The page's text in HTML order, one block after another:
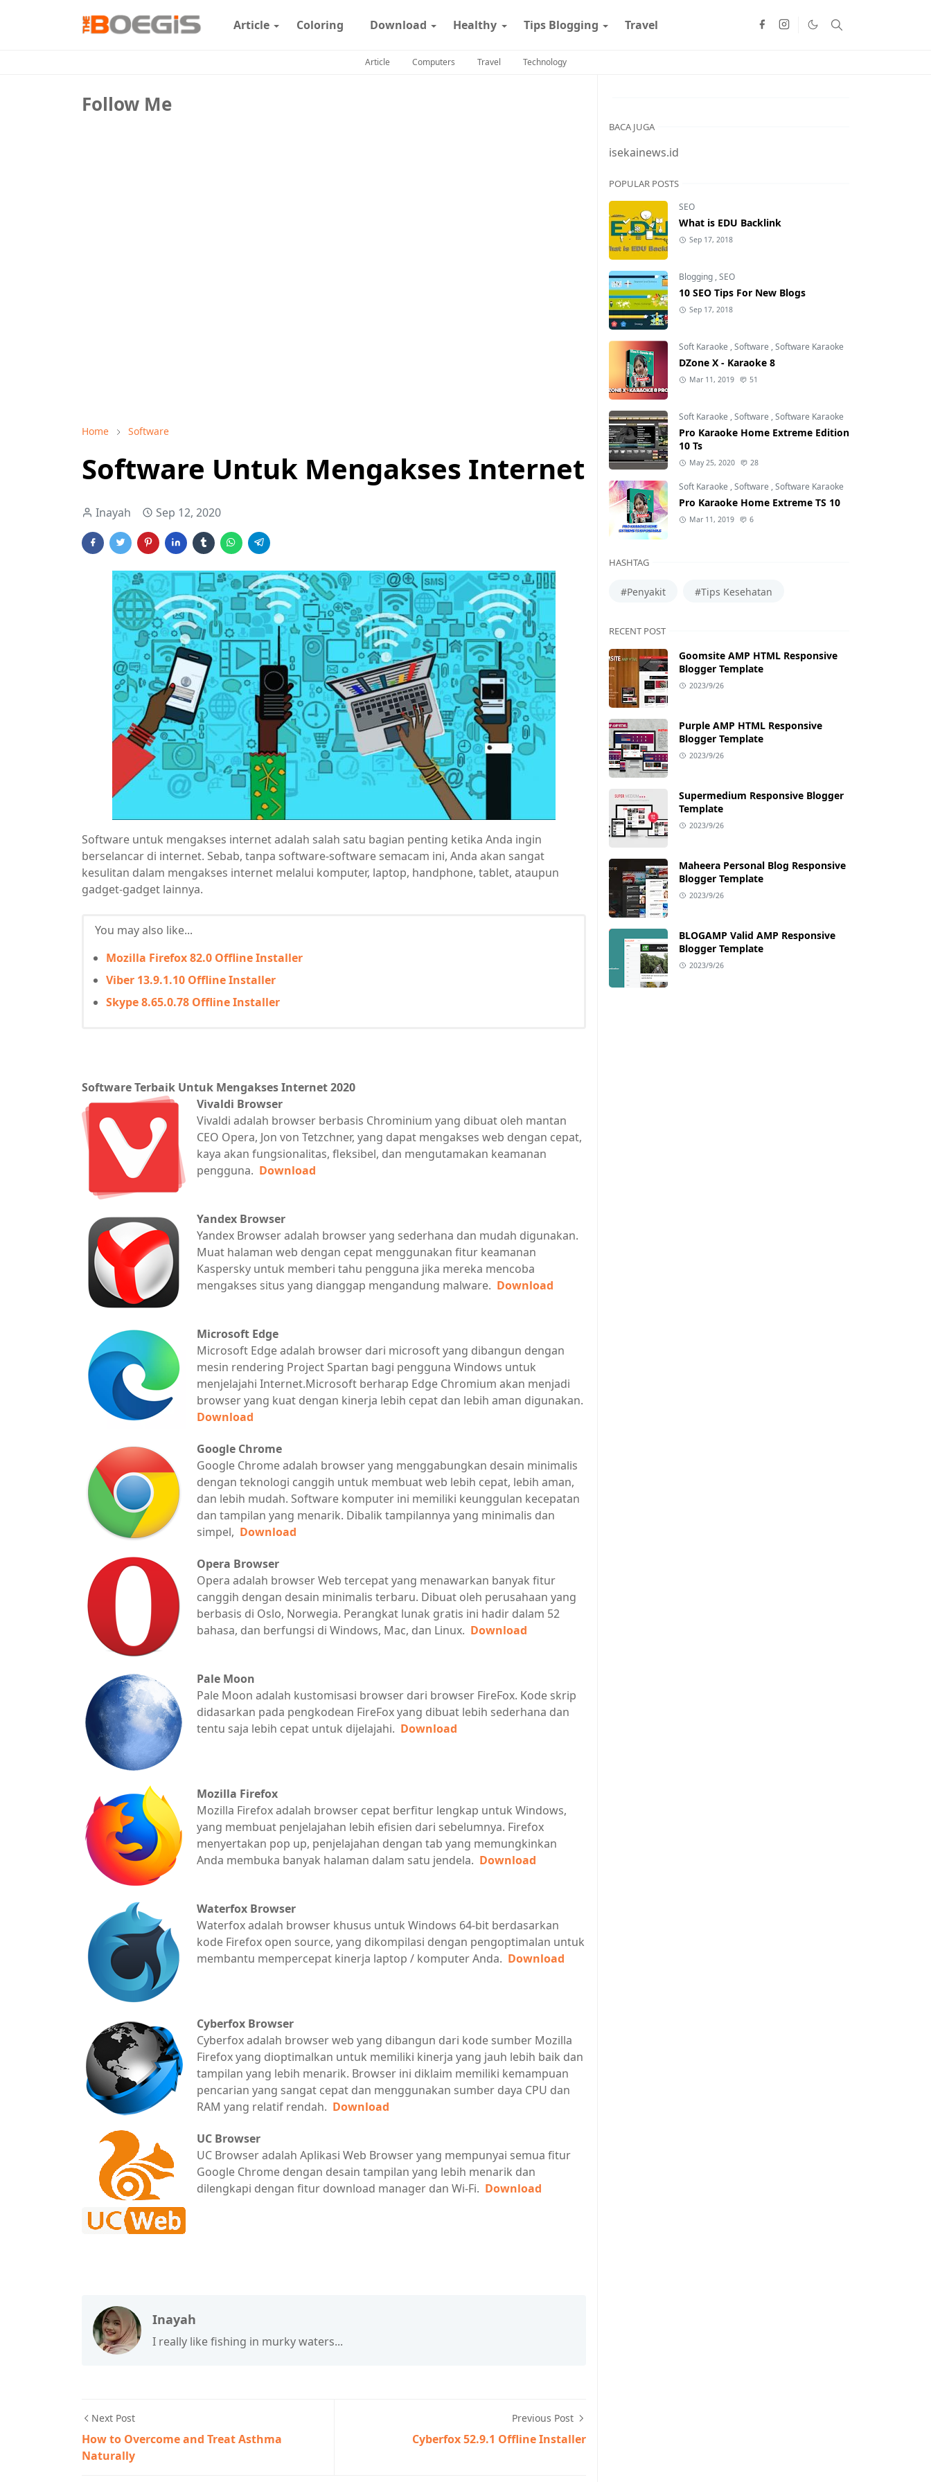
Article Coloring Download Healthy Tips Blogging Travel
Article Computers Travel Technology
Follow Me
Home Software
Software Untuk Mengakses Internet
Inayah Sep 12, 2020
Software untuk mengakses internet adalah salah satu bagian penting ketika Anda ingin
berselancar di internet. Sebab, tanpa software-software semacam ini, Anda akan sangat
kesulitan dalam mengakses internet melalui komputer, laptop, handphone, tablet, ataupun
gadget-gadget lainnya.
You may also like...
Mozilla Firefox 82.0 Offline Installer
Viber 13.9.1.10 Offline Installer
Skype 8.65.0.78 Offline Installer
Software Terbaik Untuk Mengakses Internet 2020
Vivaldi Browser
Vivaldi adalah browser berbasis Chrominium yang dibuat oleh mantan
CEO Opera, Jon von Tetzchner, yang dapat mengakses web dengan cepat,
kaya akan fungsionalitas, fleksibel, dan mengutamakan keamanan
pengguna. Download
Yandex Browser
Yandex Browser adalah browser yang sederhana dan mudah digunakan.
Muat halaman web dengan cepat menggunakan fitur keamanan
Kaspersky untuk memberi tahu pengguna jika mereka mencoba
mengakses situs yang dianggap mengandung malware. Download
Microsoft Edge
Microsoft Edge adalah browser dari microsoft yang dibangun dengan
mesin rendering Project Spartan bagi pengguna Windows untuk
menjelajahi Internet.Microsoft berharap Edge Chromium akan menjadi
browser yang kuat dengan kinerja lebih cepat dan lebih aman digunakan.
Download
Google Chrome
Google Chrome adalah browser yang menggabungkan desain minimalis
dengan teknologi canggih untuk membuat web lebih cepat, lebih aman,
dan lebih mudah. Software komputer ini memiliki keunggulan kecepatan
dan tampilan yang menarik. Dibalik tampilannya yang minimalis dan
simpel, Download
Opera Browser
Opera adalah browser Web tercepat yang menawarkan banyak fitur
canggih dengan desain minimalis terbaru. Dibuat oleh perusahaan yang
berbasis di Oslo, Norwegia. Perangkat lunak gratis ini hadir dalam 52
bahasa, dan berfungsi di Windows, Mac, dan Linux. Download
Pale Moon
Pale Moon adalah kustomisasi browser dari browser FireFox. Kode skrip
didasarkan pada pengkodean FireFox yang dibuat lebih sederhana dan
tentu saja lebih cepat untuk dijelajahi. Download
Mozilla Firefox
Mozilla Firefox adalah browser cepat berfitur lengkap untuk Windows,
yang membuat penjelajahan lebih efisien dari sebelumnya. Firefox
menyertakan pop up, penjelajahan dengan tab yang memungkinkan
Anda membuka banyak halaman dalam satu jendela. Download
Waterfox Browser
Waterfox adalah browser khusus untuk Windows 64-bit berdasarkan
kode Firefox open source, yang dikompilasi dengan pengoptimalan untuk
membantu mempercepat kinerja laptop / komputer Anda. Download
Cyberfox Browser
Cyberfox adalah browser web yang dibangun dari kode sumber Mozilla
Firefox yang dioptimalkan untuk memiliki kinerja yang jauh lebih baik dan
tampilan yang lebih menarik. Browser ini diklaim memiliki kemampuan
pencarian yang sangat cepat dan menggunakan sumber daya CPU dan
RAM yang relatif rendah. Download
UC Browser
UC Browser adalah Aplikasi Web Browser yang mempunyai semua fitur
Google Chrome dengan desain tampilan yang lebih menarik dan
dilengkapi dengan fitur download manager dan Wi-Fi. Download
Inayah
I really like fishing in murky waters...
Next Post
How to Overcome and Treat Asthma
Naturally
Previous Post
Cyberfox 52.9.1 Offline Installer
BACA JUGA
isekainews.id
POPULAR POSTS
SEO
What is EDU Backlink
Sep 17, 2018
Blogging ,SEO
10 SEO Tips For New Blogs
Sep 17, 2018
Soft Karaoke ,Software ,Software Karaoke
DZone X - Karaoke 8
Mar 11, 2019 51
Soft Karaoke ,Software ,Software Karaoke
Pro Karaoke Home Extreme Edition
10 Ts
May 25, 2020 28
Soft Karaoke ,Software ,Software Karaoke
Pro Karaoke Home Extreme TS 10
Mar 11, 2019 6
HASHTAG
#Penyakit #Tips Kesehatan
RECENT POST
Goomsite AMP HTML Responsive
Blogger Template
2023/9/26
Purple AMP HTML Responsive
Blogger Template
2023/9/26
Supermedium Responsive Blogger
Template
2023/9/26
Maheera Personal Blog Responsive
Blogger Template
2023/9/26
BLOGAMP Valid AMP Responsive
Blogger Template
2023/9/26